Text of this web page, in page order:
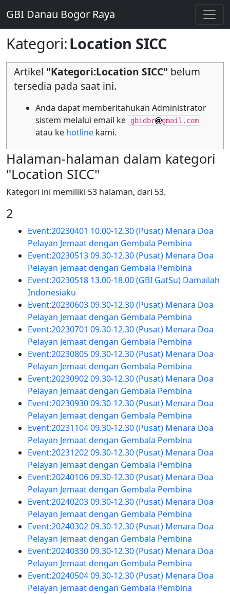
GBI Danau Bogor Raya
Kategori:Location SICC
Artikel "Kategori:Location SICC" belum
tersedia pada saat ini.
Anda dapat memberitahukan Administrator
sistem melalui email ke
gbidbr gmail.com
atau ke hotlinekami.
Halaman-halaman dalam kategori
"Location SICC"
Kategori ini memiliki 53 halaman, dari 53.
2
Event:20230401 10.00-12.30 (Pusat) Menara Doa
Pelayan Jemaat dengan Gembala Pembina
Event:20230513 09.30-12.30 (Pusat) Menara Doa
Pelayan Jemaat dengan Gembala Pembina
Event:20230518 13.00-18.00 (GBI GatSu) Damailah
Indonesiaku
Event:20230603 09.30-12.30 (Pusat) Menara Doa
Pelayan Jemaat dengan Gembala Pembina
Event:20230701 09.30-12.30 (Pusat) Menara Doa
Pelayan Jemaat dengan Gembala Pembina
Event:20230805 09.30-12.30 (Pusat) Menara Doa
Pelayan Jemaat dengan Gembala Pembina
Event:20230902 09.30-12.30 (Pusat) Menara Doa
Pelayan Jemaat dengan Gembala Pembina
Event:20230930 09.30-12.30 (Pusat) Menara Doa
Pelayan Jemaat dengan Gembala Pembina
Event:20231104 09.30-12.30 (Pusat) Menara Doa
Pelayan Jemaat dengan Gembala Pembina
Event:20231202 09.30-12.30 (Pusat) Menara Doa
Pelayan Jemaat dengan Gembala Pembina
Event:20240106 09.30-12.30 (Pusat) Menara Doa
Pelayan Jemaat dengan Gembala Pembina
Event:20240203 09.30-12.30 (Pusat) Menara Doa
Pelayan Jemaat dengan Gembala Pembina
Event:20240302 09.30-12.30 (Pusat) Menara Doa
Pelayan Jemaat dengan Gembala Pembina
Event:20240330 09.30-12.30 (Pusat) Menara Doa
Pelayan Jemaat dengan Gembala Pembina
Event:20240504 09.30-12.30 (Pusat) Menara Doa
Pelayan Jemaat dengan Gembala Pembina